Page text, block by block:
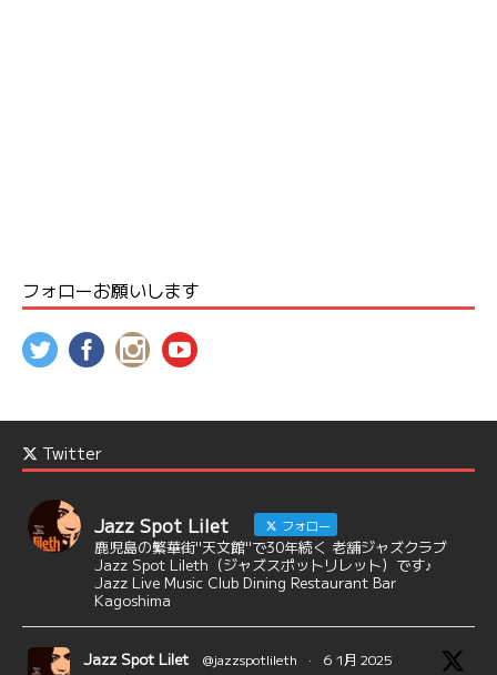
フォローお願いします
Twitter
Jazz Spot Lilet フォロー
鹿児島の繁華街"天文館"で30年続く 老舗ジャズクラブ
Jazz Spot Lileth（ジャズスポットリレット）です♪
Jazz Live Music Club Dining Restaurant Bar
Kagoshima
Jazz Spot Lilet @jazzspotlileth · 6 1月 2025